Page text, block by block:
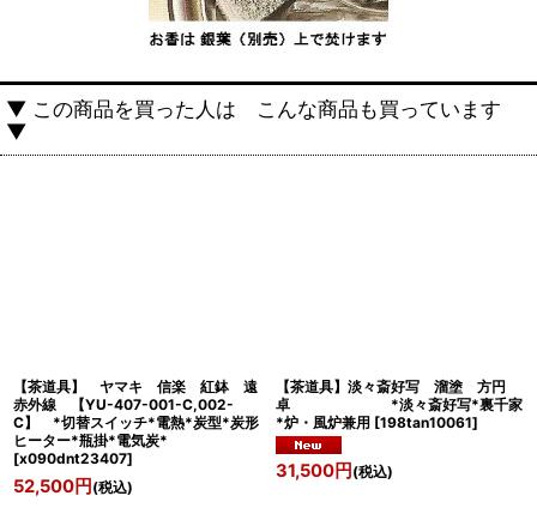
▼ この商品を買った人は こんな商品も買っています
▼
【茶道具】 ヤマキ 信楽 紅鉢 遠
赤外線 【YU-407-001-C,002-
C】 *切替スイッチ*電熱*炭型*炭形
ヒーター*瓶掛*電気炭*
[x090dnt23407]
52,500円 (税込)
【茶道具】淡々斎好写 溜塗 方円
卓 *淡々斎好写*裏千家
*炉・風炉兼用 [198tan10061]
31,500円 (税込)